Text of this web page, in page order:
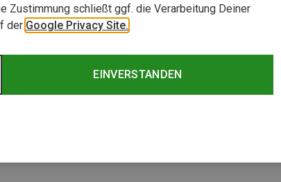
Zustimmung schließt ggf. die Verarbeitung Deiner
der Google Privacy Site.
EINVERSTANDEN